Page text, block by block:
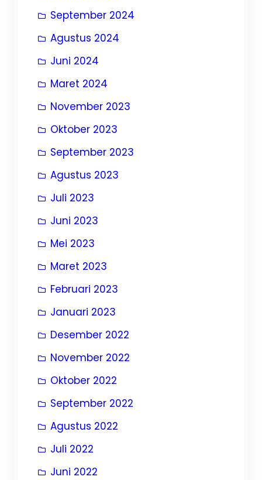
September 2024
Agustus 2024
Juni 2024
Maret 2024
November 2023
Oktober 2023
September 2023
Agustus 2023
Juli 2023
Juni 2023
Mei 2023
Maret 2023
Februari 2023
Januari 2023
Desember 2022
November 2022
Oktober 2022
September 2022
Agustus 2022
Juli 2022
Juni 2022